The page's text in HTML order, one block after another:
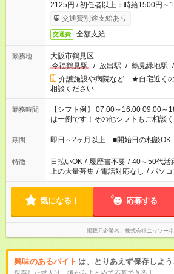
2125円 / 初任者以上：時給1500円～
交通費別途支給あり
交通費 全額支給
勤務地
大阪市鶴見区
今福鶴見駅
/ 放出駅 / 鶴見緑地駅 /
介護施設や病院など ★自宅近く
相談ください
勤務時間
【シフト例】 07:00～16:00 09:00～
は一例です！その他シフトもご相談く
期間 即日～2ヶ月以上 ■開始日の相談OK
特徴 日払いOK / 履歴書不要 / 40～50代活
上の大量募集 / 電話対応なし / パソ
気になる！ 応募する
掲載元企業名 株式会社ニッソーネ
興味のあるバイト は、とりあえず保存しよう